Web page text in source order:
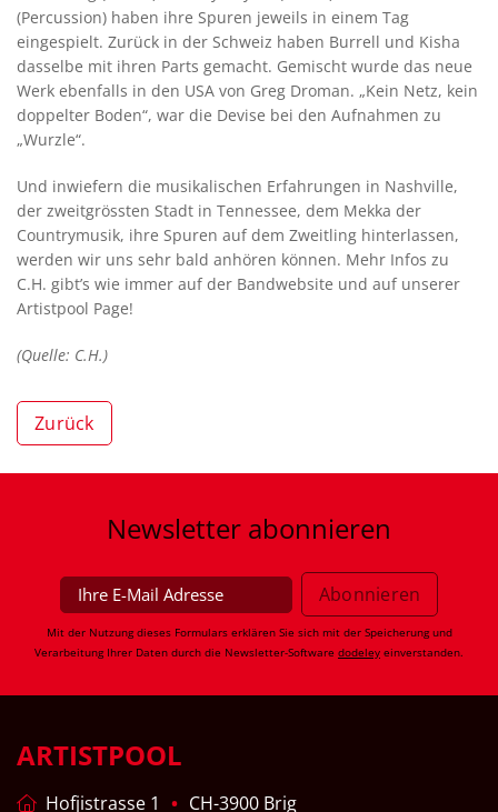
(Percussion) haben ihre Spuren jeweils in einem Tag
eingespielt. Zurück in der Schweiz haben Burrell und Kisha
dasselbe mit ihren Parts gemacht. Gemischt wurde das neue
Werk ebenfalls in den USA von Greg Droman. „Kein Netz, kein
doppelter Boden“, war die Devise bei den Aufnahmen zu
„Wurzle“.
Und inwiefern die musikalischen Erfahrungen in Nashville,
der zweitgrössten Stadt in Tennessee, dem Mekka der
Countrymusik, ihre Spuren auf dem Zweitling hinterlassen,
werden wir uns sehr bald anhören können. Mehr Infos zu
C.H. gibt’s wie immer auf der Bandwebsite und auf unserer
Artistpool Page!
(Quelle: C.H.)
Zurück
Newsletter abonnieren
Mit der Nutzung dieses Formulars erklären Sie sich mit der Speicherung und
Verarbeitung Ihrer Daten durch die Newsletter-Software dodeley einverstanden.
ARTISTPOOL
Hofjistrasse 1 CH-3900 Brig